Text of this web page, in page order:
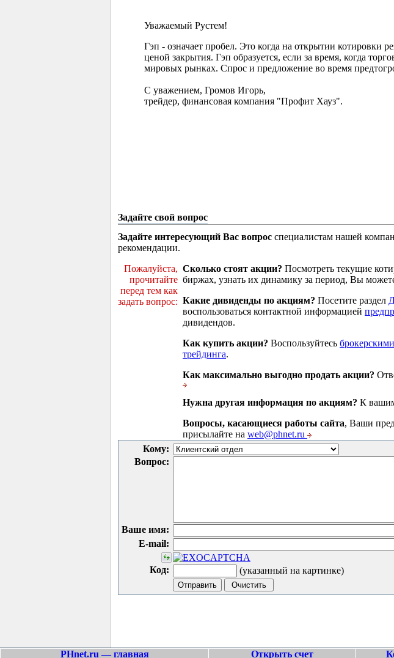
Уважаемый Рустем!
Гэп - означает пробел. Это когда на открытии котировки
ценой закрытия. Гэп образуется, если за время, когда
мировых рынках. Спрос и предложение во время
С уважением, Громов Игорь,
трейдер, финансовая компания "Профит Хауз".
Задайте свой вопрос
Задайте интересующий Вас вопрос специалистам нашей
рекомендации.
Пожалуйста,
прочитайте
перед тем как
задать вопрос:
Сколько стоят акции? Посмотреть текущие
биржах, узнать их динамику за период, Вы
Какие дивиденды по акциям? Посетите раздел
воспользоваться контактной информацией
дивидендов.
Как купить акции? Воспользуйтесь
трейдинга.
Как максимально выгодно продать акции?
Нужна другая информация по акциям? К
Вопросы, касающиеся работы сайта, Ваши
присылайте на web@phnet.ru
Кому:
Вопрос:
Ваше имя:
E-mail:
Код: (указанный на картинке)
PHnet.ru — главная Открыть счет